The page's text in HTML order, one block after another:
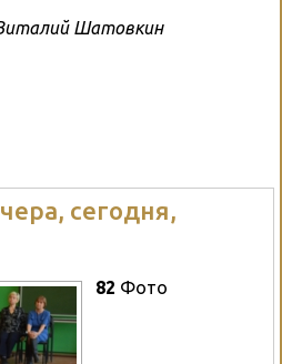
Шатовкин
сегодня,
82 Фото